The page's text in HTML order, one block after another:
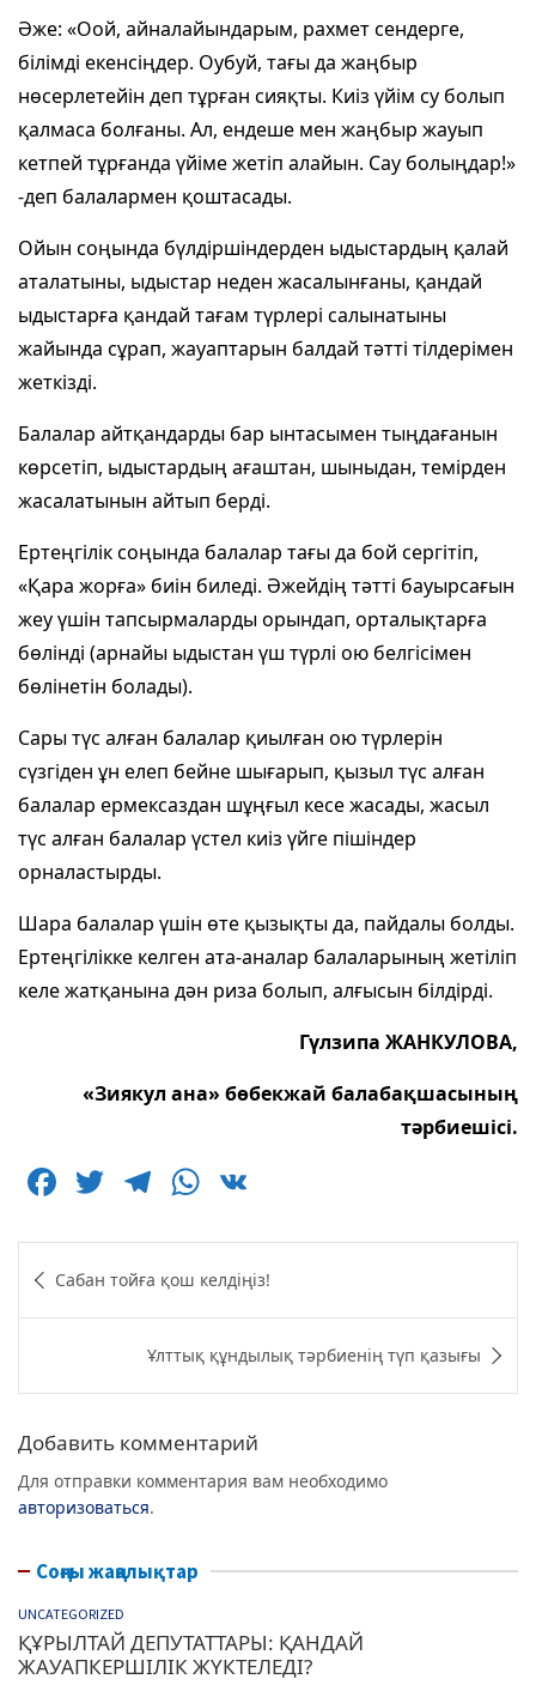
Әже: «Оой, айналайындарым, рах­мет сендерге,
білімді екенсіңдер. Оубуй, тағы да жаңбыр
нөсерлетейін деп тұрған сияқты. Киіз үйім су болып
қалмаса болғаны. Ал, ендеше мен жаңбыр жауып
кетпей тұрғанда үйіме жетіп алайын. Сау болыңдар!»
-деп балалармен қоштасады.
Ойын соңында бүлдіршіндерден ыдыстардың қалай
аталатыны, ыдыстар неден жасалынғаны, қандай
ыдыстарға қандай тағам түрлері салынатыны
жайында сұрап, жауаптарын балдай тәтті тілдерімен
жеткізді.
Балалар айтқандарды бар ынтасымен тыңдағанын
көрсетіп, ыдыстардың ағаштан, шыныдан, темірден
жасалатынын айтып берді.
Ертеңгілік соңында балалар тағы да бой сергітіп,
«Қара жорға» биін биледі. Әжейдің тәтті бауырсағын
жеу үшін тапсырмаларды орындап, орталықтарға
бөлінді (арнайы ыдыстан үш түрлі ою белгісімен
бөлінетін болады).
Сары түс алған балалар қиылған ою түрлерін
сүзгіден ұн елеп бейне шығарып, қызыл түс алған
балалар ермексаздан шұңғыл кесе жасады, жасыл
түс алған балалар үстел киіз үйге пішіндер
орналастырды.
Шара балалар үшін өте қызықты да, пайдалы болды.
Ертеңгілікке келген ата-аналар балаларының жетіліп
келе жатқанына дән риза болып, алғысын білдірді.
Гүлзипа ЖАНКУЛОВА,
«Зиякул ана» бөбекжай балабақшасының
тәрбиешісі.
F
c
e
b
o
k
T
itt
er
T
e
g
ra
m
W
at
s
A
p
p
по Сабан тойға қош келдіңіз!
Ұлттық құндылық тәрбиенің түп қазығы
Добавить комментарий
Для отправки комментария вам необходимо
авторизоваться.
Соңғы жаңалықтар
UNCATEGORIZED
ҚҰРЫЛТАЙ ДЕПУТАТТАРЫ: ҚАНДАЙ
ЖАУАПКЕРШІЛІК ЖҮКТЕЛЕДІ?